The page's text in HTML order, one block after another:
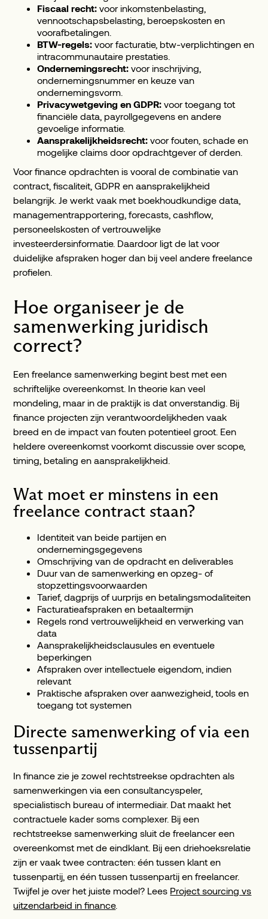
Fiscaal recht: voor inkomstenbelasting,
vennootschapsbelasting, beroepskosten en
voorafbetalingen.
BTW-regels: voor facturatie, btw-verplichtingen en
intracommunautaire prestaties.
Ondernemingsrecht: voor inschrijving,
ondernemingsnummer en keuze van
ondernemingsvorm.
Privacywetgeving en GDPR: voor toegang tot
financiële data, payrollgegevens en andere
gevoelige informatie.
Aansprakelijkheidsrecht: voor fouten, schade en
mogelijke claims door opdrachtgever of derden.
Voor finance opdrachten is vooral de combinatie van
contract, fiscaliteit, GDPR en aansprakelijkheid
belangrijk. Je werkt vaak met boekhoudkundige data,
managementrapportering, forecasts, cashflow,
personeelskosten of vertrouwelijke
investeerdersinformatie. Daardoor ligt de lat voor
duidelijke afspraken hoger dan bij veel andere freelance
profielen.
Hoe organiseer je de
samenwerking juridisch
correct?
Een freelance samenwerking begint best met een
schriftelijke overeenkomst. In theorie kan veel
mondeling, maar in de praktijk is dat onverstandig. Bij
finance projecten zijn verantwoordelijkheden vaak
breed en de impact van fouten potentieel groot. Een
heldere overeenkomst voorkomt discussie over scope,
timing, betaling en aansprakelijkheid.
Wat moet er minstens in een
freelance contract staan?
Identiteit van beide partijen en
ondernemingsgegevens
Omschrijving van de opdracht en deliverables
Duur van de samenwerking en opzeg- of
stopzettingsvoorwaarden
Tarief, dagprijs of uurprijs en betalingsmodaliteiten
Facturatieafspraken en betaaltermijn
Regels rond vertrouwelijkheid en verwerking van
data
Aansprakelijkheidsclausules en eventuele
beperkingen
Afspraken over intellectuele eigendom, indien
relevant
Praktische afspraken over aanwezigheid, tools en
toegang tot systemen
Directe samenwerking of via een
tussenpartij
In finance zie je zowel rechtstreekse opdrachten als
samenwerkingen via een consultancyspeler,
specialistisch bureau of intermediair. Dat maakt het
contractuele kader soms complexer. Bij een
rechtstreekse samenwerking sluit de freelancer een
overeenkomst met de eindklant. Bij een driehoeksrelatie
zijn er vaak twee contracten: één tussen klant en
tussenpartij, en één tussen tussenpartij en freelancer.
Twijfel je over het juiste model? Lees Project sourcing vs
uitzendarbeid in finance.